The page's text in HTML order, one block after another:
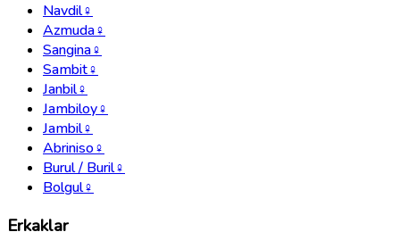
Navdil♀
Azmuda♀
Sangina♀
Sambit♀
Janbil♀
Jambiloy♀
Jambil♀
Abriniso♀
Burul / Buril♀
Bolgul♀
Erkaklar